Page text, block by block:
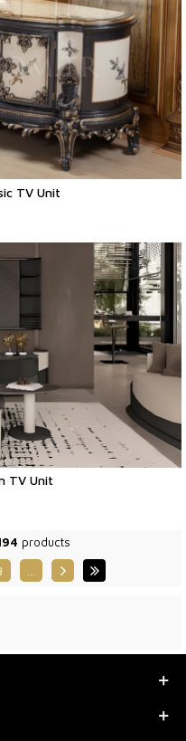
TV Unit
TV Unit
products